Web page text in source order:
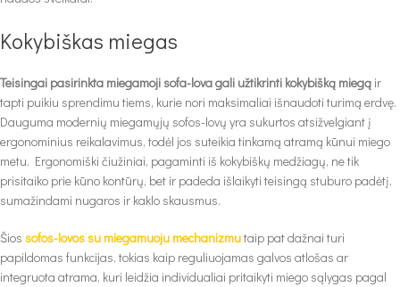
Kokybiškas miegas
Teisingai pasirinkta miegamoji sofa-lova gali užtikrinti kokybišką miegą ir
tapti puikiu sprendimu tiems, kurie nori maksimaliai išnaudoti turimą erdvę.
Dauguma modernių miegamųjų sofos-lovų yra sukurtos atsižvelgiant į
ergonominius reikalavimus, todėl jos suteikia tinkamą atramą kūnui miego
metu. Ergonomiški čiužiniai, pagaminti iš kokybiškų medžiagų, ne tik
prisitaiko prie kūno kontūrų, bet ir padeda išlaikyti teisingą stuburo padėtį,
sumažindami nugaros ir kaklo skausmus.
Šios sofos-lovos su miegamuoju mechanizmutaip pat dažnai turi
papildomas funkcijas, tokias kaip reguliuojamas galvos atlošas ar
integruota atrama, kuri leidžia individualiai pritaikyti miego sąlygas pagal